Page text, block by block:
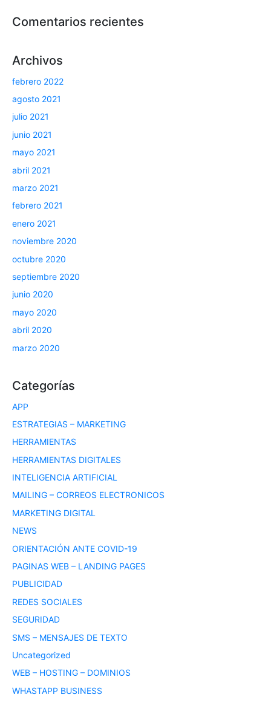
Comentarios recientes
Archivos
febrero 2022
agosto 2021
julio 2021
junio 2021
mayo 2021
abril 2021
marzo 2021
febrero 2021
enero 2021
noviembre 2020
octubre 2020
septiembre 2020
junio 2020
mayo 2020
abril 2020
marzo 2020
Categorías
APP
ESTRATEGIAS – MARKETING
HERRAMIENTAS
HERRAMIENTAS DIGITALES
INTELIGENCIA ARTIFICIAL
MAILING – CORREOS ELECTRONICOS
MARKETING DIGITAL
NEWS
ORIENTACIÓN ANTE COVID-19
PAGINAS WEB – LANDING PAGES
PUBLICIDAD
REDES SOCIALES
SEGURIDAD
SMS – MENSAJES DE TEXTO
Uncategorized
WEB – HOSTING – DOMINIOS
WHASTAPP BUSINESS